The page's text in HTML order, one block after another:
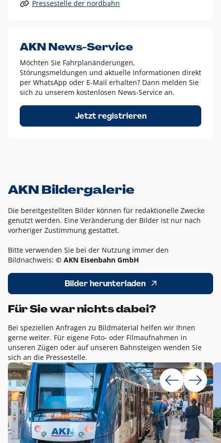
Alle anderen Logo-Varianten dürfen nur in Ausnahmefällen
Diese Ausnahmen sind zum Beispiel:
dem AKN Blau,
weißes Logo auf Fotohintergründen,
schwarzes Logo für reine Schwarz-Weiß-Umsetzungen
Um das Logo herum muss ein Schutzraum von jeweils einer
Höhe bzw. Breite des N aus AKN in alle Richtungen
Pressestelle der nordbahn
AKN News-Service
Möchten Sie Fahrplanänderungen,
Störungsmeldungen und aktuelle Informationen direkt
per WhatsApp oder E-Mail erhalten? Dann melden Sie
sich zu unserem kostenlosen News-Service an.
Jetzt registrieren
AKN Bildergalerie
Die bereitgestellten Bilder können für redaktionelle Zwecke
genutzt werden. Eine Veränderung der Bilder ist nur nach
vorheriger Zustimmung gestattet.
Bitte verwenden Sie bei der Nutzung immer den
Bildnachweis: © AKN Eisenbahn GmbH
Bilder herunterladen
Für Sie war nichts dabei?
Bei speziellen Anfragen zu Bildmaterial helfen wir Ihnen
gerne weiter. Für eigene Foto- oder Filmaufnahmen in
unseren Zügen oder auf unseren Bahnsteigen wenden Sie
sich an die Pressestelle.